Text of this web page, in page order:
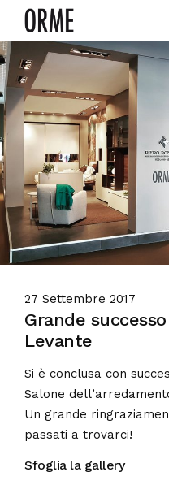
27 Settembre 2017
Grande
Levante
Si è conclusa con
Salone
Un grande
passati a trovarci!
Sfoglia la gallery